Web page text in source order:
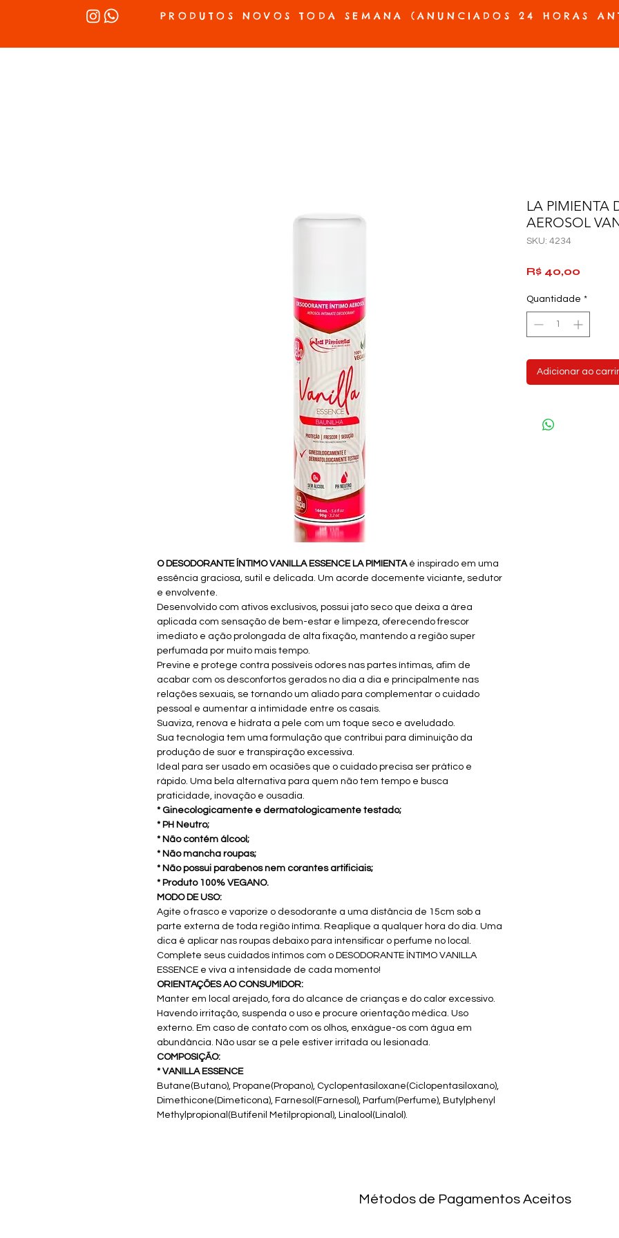
PRODUTOS NOVOS TODA SEMANA (ANUNCIADOS 24 HORAS
O DESODORANTE ÍNTIMO VANILLA ESSENCE LA PIMIENTA é inspirado em uma
essência graciosa, sutil e delicada. Um acorde docemente viciante, sedutor
e envolvente.
Desenvolvido com ativos exclusivos, possui jato seco que deixa a área
aplicada com sensação de bem-estar e limpeza, oferecendo frescor
imediato e ação prolongada de alta fixação, mantendo a região super
perfumada por muito mais tempo.
Previne e protege contra possíveis odores nas partes íntimas, afim de
acabar com os desconfortos gerados no dia a dia e principalmente nas
relações sexuais, se tornando um aliado para complementar o cuidado
pessoal e aumentar a intimidade entre os casais.
Suaviza, renova e hidrata a pele com um toque seco e aveludado.
Sua tecnologia tem uma formulação que contribui para diminuição da
produção de suor e transpiração excessiva.
Ideal para ser usado em ocasiões que o cuidado precisa ser prático e
rápido. Uma bela alternativa para quem não tem tempo e busca
praticidade, inovação e ousadia.
* Ginecologicamente e dermatologicamente testado;
* PH Neutro;
* Não contém álcool;
* Não mancha roupas;
* Não possui parabenos nem corantes artificiais;
* Produto 100% VEGANO.
MODO DE USO:
Agite o frasco e vaporize o desodorante a uma distância de 15cm sob a
parte externa de toda região íntima. Reaplique a qualquer hora do dia. Uma
dica é aplicar nas roupas debaixo para intensificar o perfume no local.
Complete seus cuidados íntimos com o DESODORANTE ÍNTIMO VANILLA
ESSENCE e viva a intensidade de cada momento!
ORIENTAÇÕES AO CONSUMIDOR:
Manter em local arejado, fora do alcance de crianças e do calor excessivo.
Havendo irritação, suspenda o uso e procure orientação médica. Uso
externo. Em caso de contato com os olhos, enxágue-os com água em
abundância. Não usar se a pele estiver irritada ou lesionada.
COMPOSIÇÃO:
* VANILLA ESSENCE
Butane(Butano), Propane(Propano), Cyclopentasiloxane(Ciclopentasiloxano),
Dimethicone(Dimeticona), Farnesol(Farnesol), Parfum(Perfume), Butylphenyl
Methylpropional(Butifenil Metilpropional), Linalool(Linalol).
LA PIMIENTA
AEROSOL
SKU: 4234
R$ 40,00
Quantidade *
Adicionar ao
Métodos de Pagamentos Aceitos